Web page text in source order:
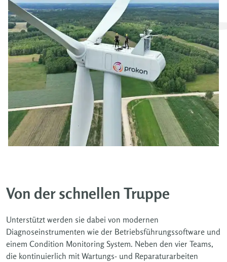
Von der schnellen Truppe
Unterstützt werden sie dabei von modernen
Diagnoseinstrumenten wie der Betriebsführungssoftware und
einem Condition Monitoring System. Neben den vier Teams,
die kontinuierlich mit Wartungs- und Reparaturarbeiten